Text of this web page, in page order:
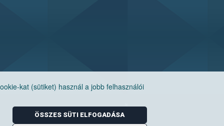
kat (sütiket) használ a jobb felhasználói
ÖSSZES SÜTI ELFOGADÁSA